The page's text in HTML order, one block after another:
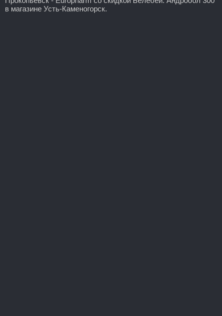
в магазине Усть-Каменогорск.